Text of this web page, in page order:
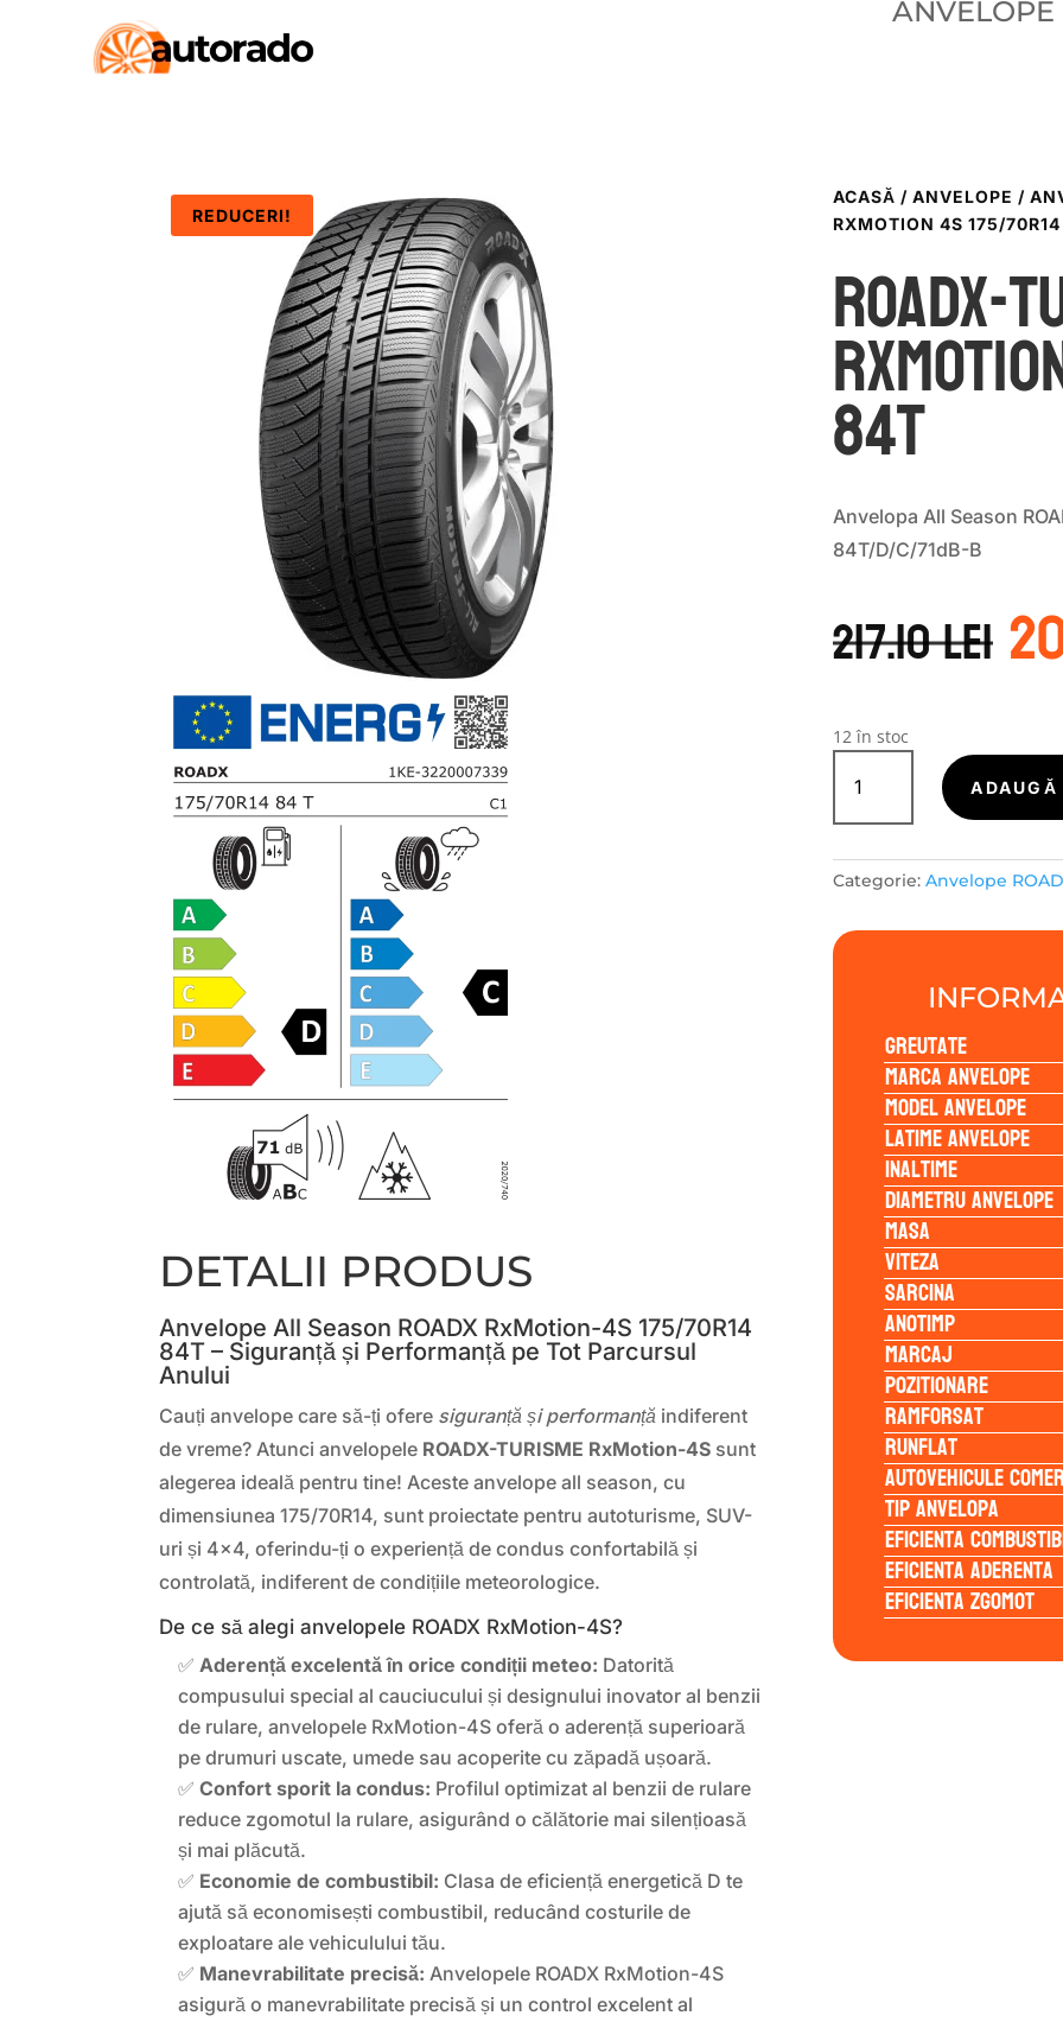
ANVELOPE
REDUCERI!
DETALII PRODUS
Anvelope All Season ROADX RxMotion-4S 175/70R14
84T – Siguranță și Performanță pe Tot Parcursul
Anului
Cauți anvelope care să-ți ofere siguranță și performanță indiferent
de vreme? Atunci anvelopele ROADX-TURISME RxMotion-4S sunt
alegerea ideală pentru tine! Aceste anvelope all season, cu
dimensiunea 175/70R14, sunt proiectate pentru autoturisme, SUV-
uri și 4×4, oferindu-ți o experiență de condus confortabilă și
controlată, indiferent de condițiile meteorologice.
De ce să alegi anvelopele ROADX RxMotion-4S?
✅Aderență excelentă în orice condiții meteo: Datorită
compusului special al cauciucului și designului inovator al benzii
de rulare, anvelopele RxMotion-4S oferă o aderență superioară
pe drumuri uscate, umede sau acoperite cu zăpadă ușoară.
✅Confort sporit la condus: Profilul optimizat al benzii de rulare
reduce zgomotul la rulare, asigurând o călătorie mai silențioasă
și mai plăcută.
✅ Economie de combustibil: Clasa de eficiență energetică D te
ajută să economisești combustibil, reducând costurile de
exploatare ale vehiculului tău.
✅ Manevrabilitate precisă: Anvelopele ROADX RxMotion-4S
asigură o manevrabilitate precisă și un control excelent al
ACASĂ / ANVELOPE /
RXMOTION 4S 175/
ROADX-
84T
Anvelopa All Season
84T/D/C/71dB-B
217.10leia
12 în stoc
Cantitate
ROADX-
TURISME
4S
175/70R14
84T
Categorie: Anvelope
Greutate
Marca anvelope
Model anvelope
Latime anvelope
Inaltime
Diametru anvelope
Masa
Viteza
Sarcina
Anotimp
Marcaj
Pozitionare
Ramforsat
Runflat
Autovehicule
Tip anvelopa
Eficienta
Eficienta Aderenta
Eficienta Zgomot